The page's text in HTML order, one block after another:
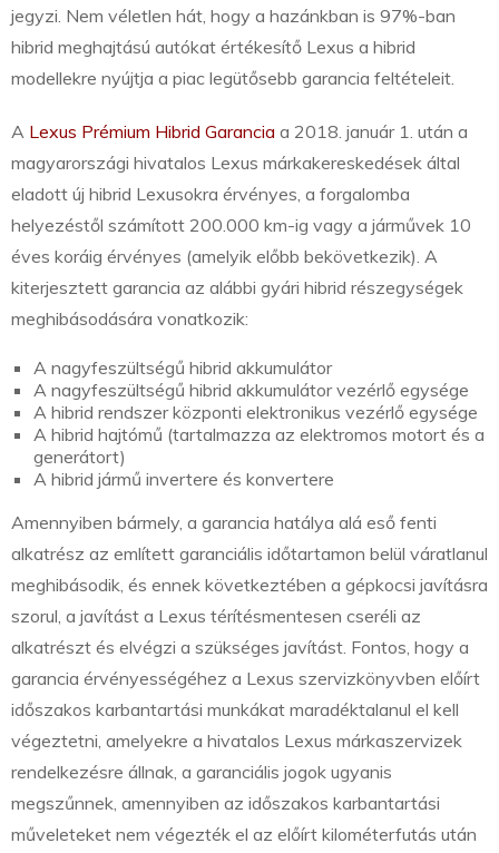
jegyzi. Nem véletlen hát, hogy a hazánkban is 97%-ban
hibrid meghajtású autókat értékesítő Lexus a hibrid
modellekre nyújtja a piac legütősebb garancia feltételeit.
A Lexus Prémium Hibrid Garancia a 2018. január 1. után a
magyarországi hivatalos Lexus márkakereskedések által
eladott új hibrid Lexusokra érvényes, a forgalomba
helyezéstől számított 200.000 km-ig vagy a járművek 10
éves koráig érvényes (amelyik előbb bekövetkezik). A
kiterjesztett garancia az alábbi gyári hibrid részegységek
meghibásodására vonatkozik:
A nagyfeszültségű hibrid akkumulátor
A nagyfeszültségű hibrid akkumulátor vezérlő egysége
A hibrid rendszer központi elektronikus vezérlő egysége
A hibrid hajtómű (tartalmazza az elektromos motort és a
generátort)
A hibrid jármű invertere és konvertere
Amennyiben bármely, a garancia hatálya alá eső fenti
alkatrész az említett garanciális időtartamon belül váratlanul
meghibásodik, és ennek következtében a gépkocsi javításra
szorul, a javítást a Lexus térítésmentesen cseréli az
alkatrészt és elvégzi a szükséges javítást. Fontos, hogy a
garancia érvényességéhez a Lexus szervizkönyvben előírt
időszakos karbantartási munkákat maradéktalanul el kell
végeztetni, amelyekre a hivatalos Lexus márkaszervizek
rendelkezésre állnak, a garanciális jogok ugyanis
megszűnnek, amennyiben az időszakos karbantartási
műveleteket nem végezték el az előírt kilométerfutás után